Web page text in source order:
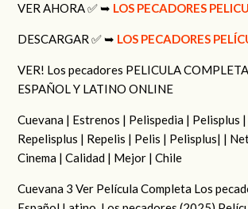
VER AHORA ✅ ➥ LOS PECADORES
DESCARGAR ✅ ➥ LOS PECADORES
VER! Los pecadores PELICULA
ESPAÑOL Y LATINO ONLINE
Cuevana | Estrenos | Pelispedia | Pelisplus |
Repelisplus | Repelis | Pelis | Pelisplus| |
Cinema | Calidad | Mejor | Chile
Cuevana 3 Ver Película Completa Los